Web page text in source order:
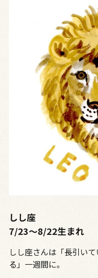
しし座
7/23〜8/22生まれ
しし座さんは「長引い
る」一週間に。